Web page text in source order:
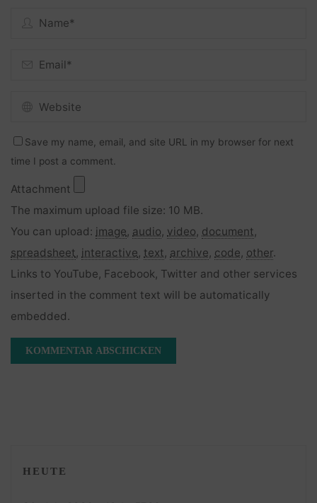
Save my name, email, and site URL in my browser for next
time I post a comment.
Attachment
The maximum upload file size: 10 MB.
You can upload: image, audio, video, document,
spreadsheet, interactive, text, archive, code, other.
Links to YouTube, Facebook, Twitter and other services
inserted in the comment text will be automatically
embedded.
HEUTE